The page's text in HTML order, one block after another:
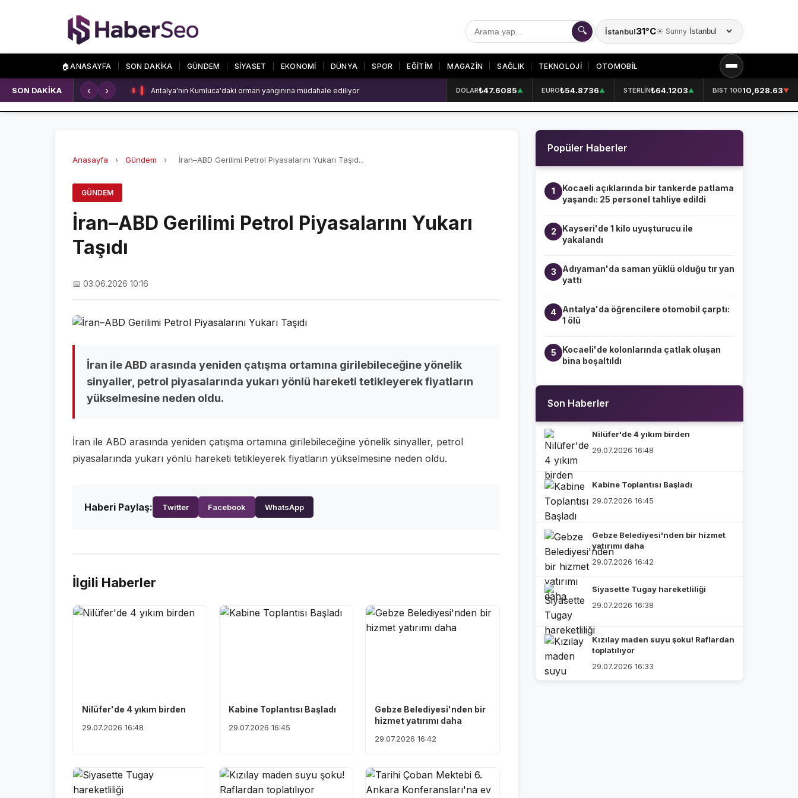
🔍 İstanbul31°C☀️ Sunny
Şehir seçin
🏠ANASAYFA SON DAKİKA GÜNDEM SİYASET EKONOMİ DÜNYA SPOR EĞİTİM MAGAZİN SAĞLIK TEKNOLOJİ OTOMOBİL
SPOR
GALATASARAY
BEŞİKTAŞ
ÖZEL SAYFALAR
ASTROLOJİ
NÖBETÇİ ECZANELER
SON DAKİKA
VİDEO GALERİ
GALERİLER KURUMSAL
SON DAKİKA ‹ › Antalya'nın Kumluca'daki orman yangınına müdahale ediliyor DOLAR₺47.6085▲ EURO₺54.8736▲ STERLİN₺64.1203▲ BIST 10010,628.63▼
Anasayfa › Gündem › İran–ABD Gerilimi Petrol Piyasalarını Yukarı Taşıd...
GÜNDEM
İran–ABD Gerilimi Petrol Piyasalarını Yukarı
Taşıdı
📅 03.06.2026 10:16
İran ile ABD arasında yeniden çatışma ortamına girilebileceğine yönelik
sinyaller, petrol piyasalarında yukarı yönlü hareketi tetikleyerek fiyatların
yükselmesine neden oldu.
İran ile ABD arasında yeniden çatışma ortamına girilebileceğine yönelik sinyaller, petrol
piyasalarında yukarı yönlü hareketi tetikleyerek fiyatların yükselmesine neden oldu.
Haberi Paylaş: Twitter Facebook WhatsApp
İlgili Haberler
Nilüfer'de 4 yıkım birden
29.07.2026 16:48
Kabine Toplantısı Başladı
29.07.2026 16:45
Gebze Belediyesi'nden bir
hizmet yatırımı daha
29.07.2026 16:42
Popüler Haberler
1
Kocaeli açıklarında bir tankerde patlama
yaşandı: 25 personel tahliye edildi
2
Kayseri'de 1 kilo uyuşturucu ile
yakalandı
3
Adıyaman'da saman yüklü olduğu tır yan
yattı
4
Antalya'da öğrencilere otomobil çarptı:
1 ölü
5
Kocaeli'de kolonlarında çatlak oluşan
bina boşaltıldı
Son Haberler
Nilüfer'de 4 yıkım birden
29.07.2026 16:48
Kabine Toplantısı Başladı
29.07.2026 16:45
Gebze Belediyesi'nden bir hizmet
yatırımı daha
29.07.2026 16:42
Siyasette Tugay hareketliliği
29.07.2026 16:38
Kızılay maden suyu şoku! Raflardan
toplatılıyor
29.07.2026 16:33